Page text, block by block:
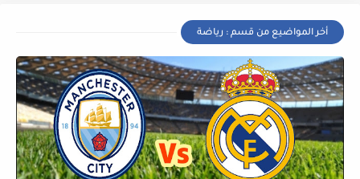
أخر المواضيع من قسم : رياضة